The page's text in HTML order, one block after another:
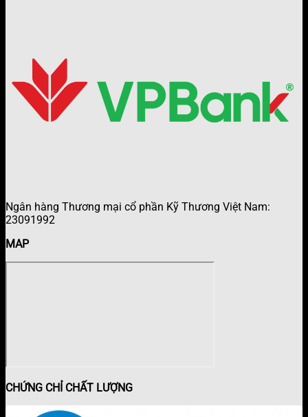
Ngân hàng Thương mại cổ phần Kỹ Thương Việt Nam:
23091992
MAP
CHỨNG CHỈ CHẤT LƯỢNG